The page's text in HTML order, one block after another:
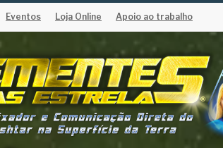
Eventos Loja Online Apoio ao trabalho